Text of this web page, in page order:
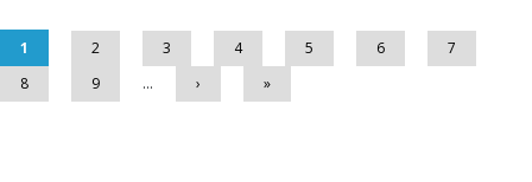
1 2 3 4 5 6
7
8
9 … › »